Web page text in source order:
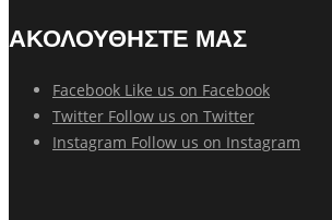
ΑΚΟΛΟΥΘΗΣΤΕ ΜΑΣ
Facebook Like us on Facebook
Twitter Follow us on Twitter
Instagram Follow us on Instagram